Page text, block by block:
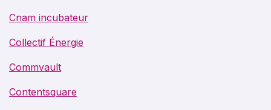
Cnam incubateur
Collectif Énergie
Commvault
Contentsquare